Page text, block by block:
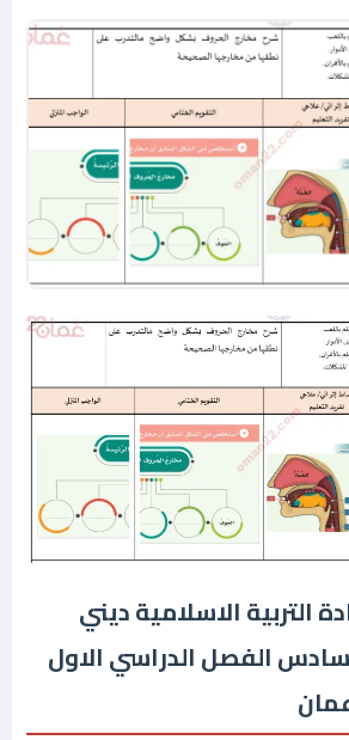
التربية الاسلامية ديني
الفصل الدراسي الاول